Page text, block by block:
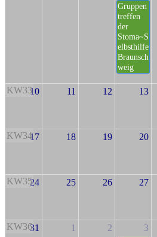
Gruppen
treffen
der
Stoma~S
elbsthilfe
Braunsch
weig
KW3310 11 12 13
KW3417 18 19 20
KW3524 25 26 27
KW3631 1 2 3